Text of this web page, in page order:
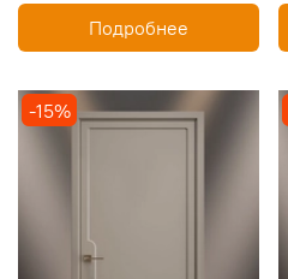
Подробнее
-15%